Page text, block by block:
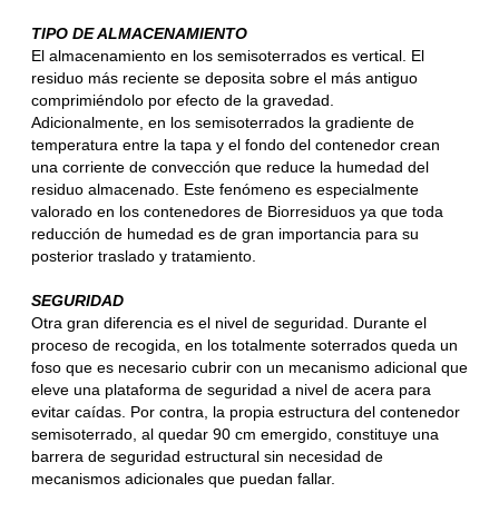
TIPO DE ALMACENAMIENTO
El almacenamiento en los semisoterrados es vertical. El
residuo más reciente se deposita sobre el más antiguo
comprimiéndolo por efecto de la gravedad.
Adicionalmente, en los semisoterrados la gradiente de
temperatura entre la tapa y el fondo del contenedor crean
una corriente de convección que reduce la humedad del
residuo almacenado. Este fenómeno es especialmente
valorado en los contenedores de Biorresiduos ya que toda
reducción de humedad es de gran importancia para su
posterior traslado y tratamiento.
SEGURIDAD
Otra gran diferencia es el nivel de seguridad. Durante el
proceso de recogida, en los totalmente soterrados queda un
foso que es necesario cubrir con un mecanismo adicional que
eleve una plataforma de seguridad a nivel de acera para
evitar caídas. Por contra, la propia estructura del contenedor
semisoterrado, al quedar 90 cm emergido, constituye una
barrera de seguridad estructural sin necesidad de
mecanismos adicionales que puedan fallar.